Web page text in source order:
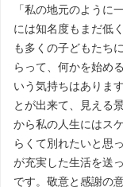
「私の地元のように
には知名度もまだ低
も多くの子どもたち
らって、何かを始め
いう気持ちはありま
とが出来て、見える
から私の人生にはス
らくて別れたいと思
が充実した生活を送
です。敬意と感謝の